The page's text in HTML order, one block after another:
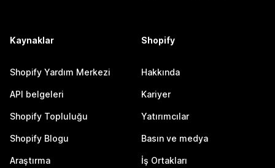
Kaynaklar
Shopify Yardım Merkezi
API belgeleri
Shopify Topluluğu
Shopify Blogu
Araştırma
Shopify
Hakkında
Kariyer
Yatırımcılar
Basın ve medya
İş Ortakları